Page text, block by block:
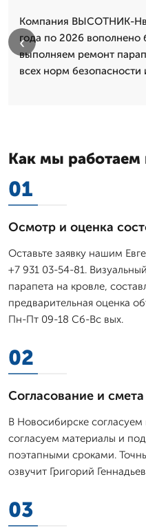
Компания ВЫСОТНИК-
года по 2026 вополнено
выполняем ремонт
всех норм безопасности
‹
Как мы работаем
01
Осмотр и оценка
Оставьте заявку нашим
+7 931 03-54-81.
парапета на кровле,
предварительная оценка
Пн-Пт 09-18 Сб-Вс вых.
02
Согласование и смета
В Новосибирске
согласуем материалы и
поэтапными сроками.
озвучит Григорий
03